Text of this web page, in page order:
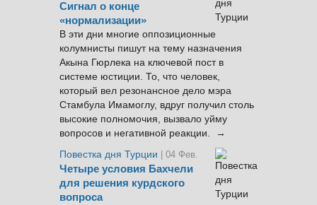
Сигнал о конце
«нормализации»
В эти дни многие оппозиционные
колумнисты пишут на тему назначения
Акына Гюрлека на ключевой пост в
системе юстиции. То, что человек,
который вел резонансное дело мэра
Стамбула Имамоглу, вдруг получил столь
высокие полномочия, вызвало уйму
вопросов и негативной реакции. →
Повестка дня Турции
| 04 Фев.
Четыре условия Бахчели
для решения курдского
вопроса